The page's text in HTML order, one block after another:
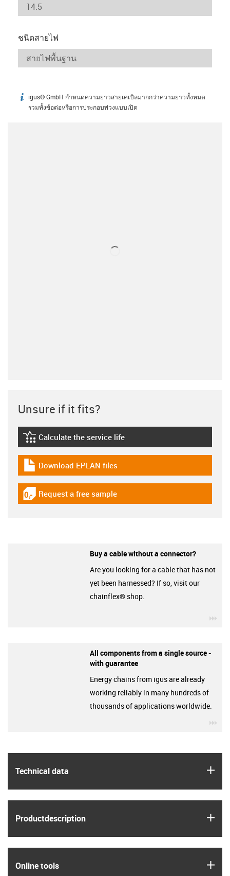
ชนิดสายไฟ
igus-icon-info
igus® GmbH กำหนดความยาวสายเคเบิลมากกว่าความยาวทั้งหมด
รวมทั้งข้อต่อหรือการประกอบพ่วงแบบเปิด
Technical data
Product­description
Online tools
Unsure if it fits?
igus-icon-lebensdauerrechner
Calculate the service life
igus-icon-download-plan
Download EPLAN files
igus-icon-gratismuster
Request a free sample
Buy a cable without a connector?
Are you looking for a cable that has not
yet been harnessed? If so, visit our
chainflex® shop.
All components from a single source -
with guarantee
Energy chains from igus are already
working reliably in many hundreds of
thousands of applications worldwide.